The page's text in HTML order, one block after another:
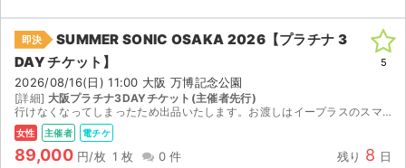
よくある質問
お知らせ
即決
SUMMER SONIC OSAKA 2026【プラチナ 3
DAY チケット】
2026/08/16(日) 11:00 大阪 万博記念公園
[詳細] 大阪プラチナ3DAYチケット(主催者先行)
行けなくなってしまったため出品いたします。お渡しはイープラスのスマチケで8/7の15時以降ダウンロード後に分配いたします。認証なしで受取可です。 公式のリセールがあればそちらで出品しようと思って...
女性 主催者 電チケ
89,000 円/枚 1 枚 0 件 残り 8 日
5